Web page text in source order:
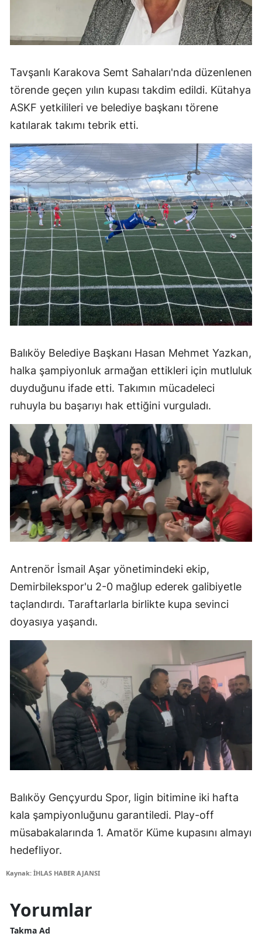
Tavşanlı Karakova Semt Sahaları'nda düzenlenen
törende geçen yılın kupası takdim edildi. Kütahya
ASKF yetkilileri ve belediye başkanı törene
katılarak takımı tebrik etti.
Balıköy Belediye Başkanı Hasan Mehmet Yazkan,
halka şampiyonluk armağan ettikleri için mutluluk
duyduğunu ifade etti. Takımın mücadeleci
ruhuyla bu başarıyı hak ettiğini vurguladı.
Antrenör İsmail Aşar yönetimindeki ekip,
Demirbilekspor'u 2-0 mağlup ederek galibiyetle
taçlandırdı. Taraftarlarla birlikte kupa sevinci
doyasıya yaşandı.
Balıköy Gençyurdu Spor, ligin bitimine iki hafta
kala şampiyonluğunu garantiledi. Play-off
müsabakalarında 1. Amatör Küme kupasını almayı
hedefliyor.
Kaynak: İHLAS HABER AJANSI
Yorumlar
Takma Ad